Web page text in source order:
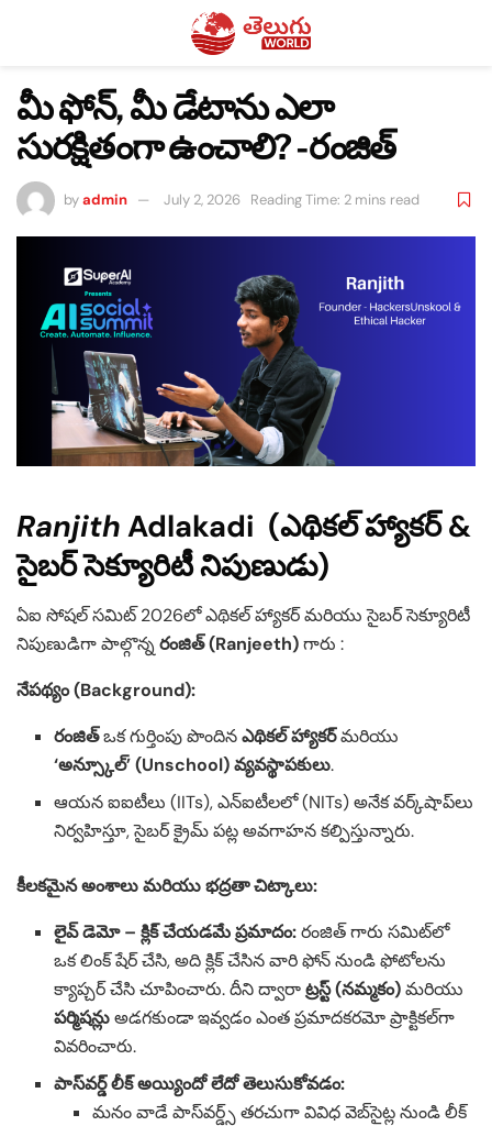
మీ ఫోన్, మీ డేటాను ఎలా
సురక్షితంగా ఉంచాలి? -రంజిత్
byadmin July 2, 2026 Reading Time: 2 mins read
Ranjith Adlakadi (ఎథికల్ హ్యాకర్ &
సైబర్ సెక్యూరిటీ నిపుణుడు)
ఏఐ సోషల్ సమిట్ 2026లో ఎథికల్ హ్యాకర్ మరియు సైబర్ సెక్యూరిటీ
నిపుణుడిగా పాల్గొన్న రంజిత్ (Ranjeeth)గారు :
నేపథ్యం (Background):
రంజిత్ఒక గుర్తింపు పొందినఎథికల్ హ్యాకర్మరియు
‘అన్స్కూల్’ (Unschool) వ్యవస్థాపకులు.
ఆయన ఐఐటీలు (IITs), ఎన్ఐటీలలో (NITs) అనేక వర్క్‌షాప్‌లు
నిర్వహిస్తూ, సైబర్ క్రైమ్ పట్ల అవగాహన కల్పిస్తున్నారు.
కీలకమైన అంశాలు మరియు భద్రతా చిట్కాలు:
లైవ్ డెమో – క్లిక్ చేయడమే ప్రమాదం:రంజిత్ గారు సమిట్‌లో
ఒక లింక్ షేర్ చేసి, అది క్లిక్ చేసిన వారి ఫోన్ నుండి ఫోటోలను
క్యాప్చర్ చేసి చూపించారు. దీని ద్వారాట్రస్ట్ (నమ్మకం)మరియు
పర్మిషన్లుఅడగకుండా ఇవ్వడం ఎంత ప్రమాదకరమో ప్రాక్టికల్‌గా
వివరించారు.
పాస్‌వర్డ్ లీక్ అయ్యిందో లేదో తెలుసుకోవడం:
మనం వాడే పాస్‌వర్డ్స్ తరచుగా వివిధ వెబ్‌సైట్ల నుండి లీక్